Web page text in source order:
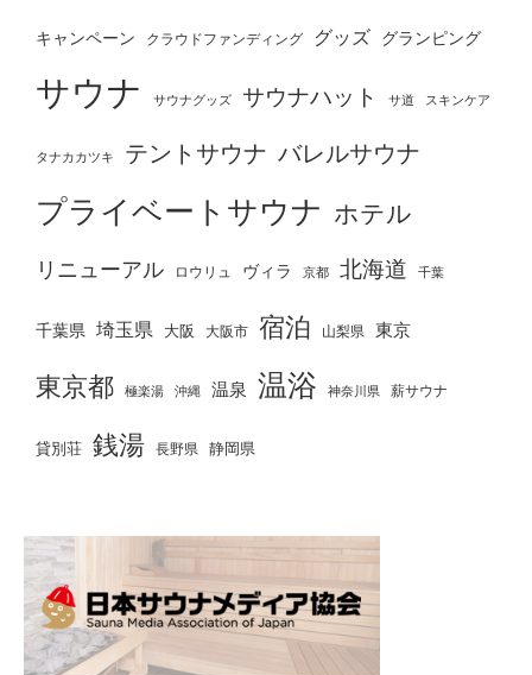
キャンペーン クラウドファンディング グッズ グランピング
サウナ サウナグッズ サウナハット サ道 スキンケア
タナカカツキ テントサウナ バレルサウナ
プライベートサウナ ホテル
リニューアル ロウリュ ヴィラ 京都 北海道 千葉
千葉県 埼玉県 大阪 大阪市 宿泊 山梨県 東京
東京都 極楽湯 沖縄 温泉 温浴 神奈川県 薪サウナ
貸別荘 銭湯 長野県 静岡県